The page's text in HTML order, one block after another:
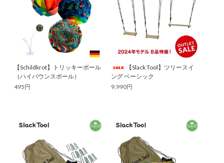
【Schildkrot】トリッキーボール
（ハイバウンスボール）
495円
【Slack Tool】ツリースイ
ング ベーシック
9,990円